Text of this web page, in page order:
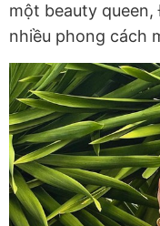
một beauty
nhiều phong cách